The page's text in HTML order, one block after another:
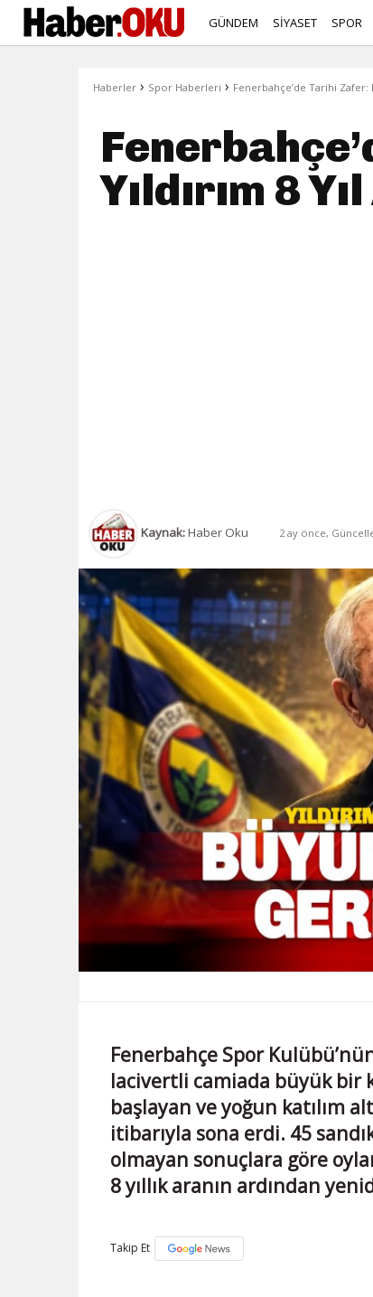
GÜNDEM SİYASET SPOR
Haberler › Spor Haberleri › Fenerbahçe’de Tarihi Zafer:
Yıldırım 8
Kaynak:Haber Oku 2 ay önce,
Fenerbahçe Spor
lacivertli camiada büyük bir
başlayan ve yoğun katılım
itibarıyla sona erdi. 45
olmayan sonuçlara göre
8 yıllık aranın ardından
Takip Et